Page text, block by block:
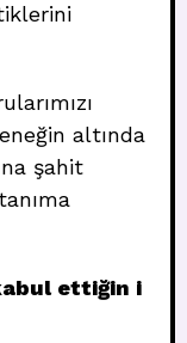
altında
şahit
ettiğin i